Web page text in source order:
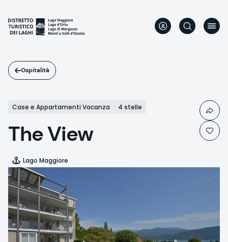
contenuto
principale
Ospitalità
Case e Appartamenti Vacanza 4 stelle
The View
Lago Maggiore